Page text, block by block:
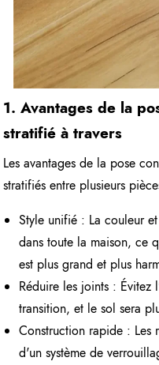
1. Avantages de la
stratifié à travers
Les avantages de la pose
stratifiés entre plusieurs
Style unifié : La couleur
dans toute la maison, ce
est plus grand et plus
Réduire les joints :
transition, et le sol sera
Construction rapide : Les
d'un système de